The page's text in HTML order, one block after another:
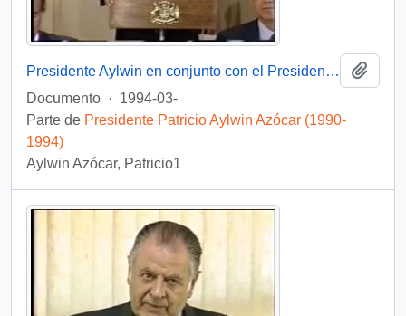
Presidente Aylwin en conjunto con el Presidente de Argentina Carlos Menem inaugura Oleoducto Trasandino: video
Documento · 1994-03-
Parte de Presidente Patricio Aylwin Azócar (1990-
1994)
Aylwin Azócar, Patricio1